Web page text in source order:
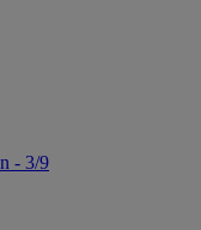
- 3/9